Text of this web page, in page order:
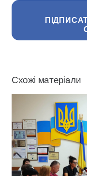
Схожі матеріали